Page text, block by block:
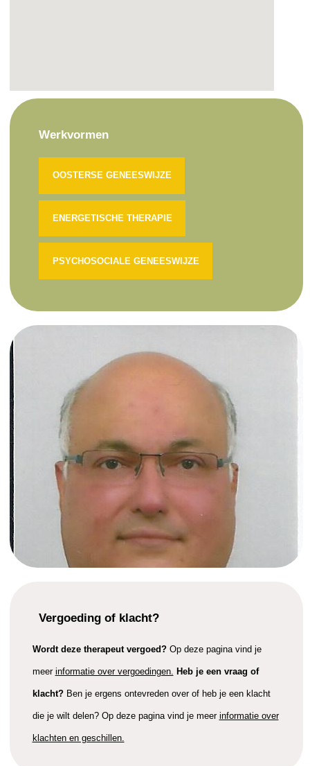
Werkvormen
OOSTERSE GENEESWIJZE
ENERGETISCHE THERAPIE
PSYCHOSOCIALE GENEESWIJZE
Vergoeding of klacht?
Wordt deze therapeut vergoed?Op deze pagina vind je
meer informatie over vergoedingen. Heb je een vraag of
klacht? Ben je ergens ontevreden over of heb je een klacht
die je wilt delen? Op deze pagina vind je meer informatie over
klachten en geschillen.